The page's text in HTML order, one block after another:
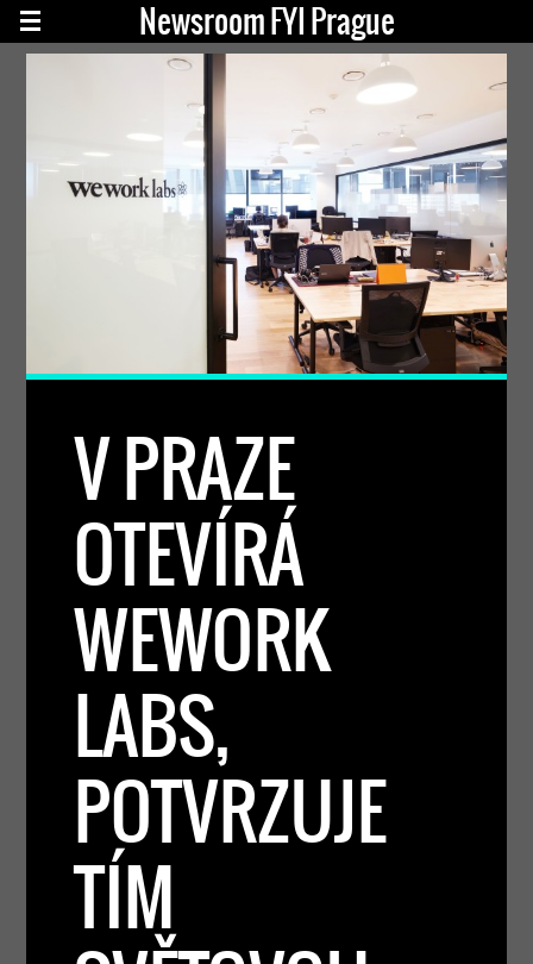
Newsroom FYI Prague
V PRAZE
OTEVÍRÁ
WEWORK
LABS,
POTVRZUJE
TÍM